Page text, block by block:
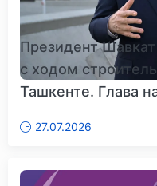
Президент
с ходом
Ташкенте. Глава
27.07.2026